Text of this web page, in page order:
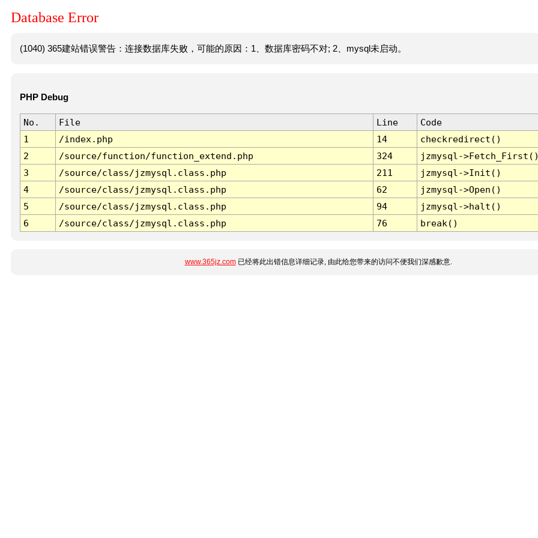
Database Error
(1040) 365建站错误警告：连接数据库失败，可能的原因：1、数据库密码不对; 2、mysql未启动。
PHP Debug
No. File Line
Code
1
/index.php 14
checkredirect()
2
/source/function/function_extend.php 324
jzmysql-
3
/source/class/jzmysql.class.php 211
jzmysql->Init()
4
/source/class/jzmysql.class.php 62
jzmysql->Open()
5
/source/class/jzmysql.class.php 94
jzmysql->halt()
6
/source/class/jzmysql.class.php 76 break()
www.365jz.com已经将此出错信息详细记录, 由此给您带来的访问不便我们深感歉意.